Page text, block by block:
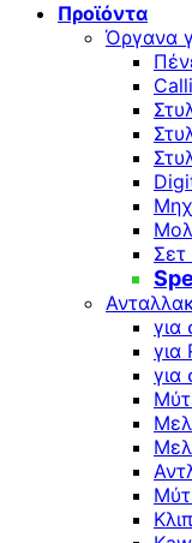
Προϊόντα
Όργανα
για
για
για
Κλιπ